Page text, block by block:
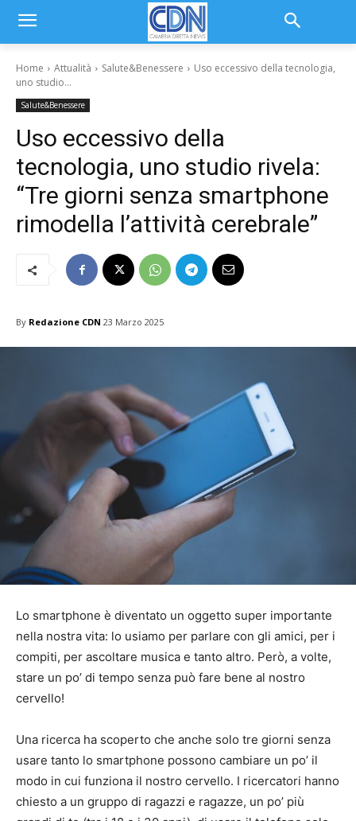
Home Attualità Salute&Benessere
Uso eccessivo della tecnologia,
uno studio...
Salute&Benessere
Uso eccessivo della
tecnologia, uno studio rivela:
“Tre giorni senza smartphone
rimodella l’attività cerebrale”
By Redazione CDN 23 Marzo 2025
Lo smartphone è diventato un oggetto super importante
nella nostra vita: lo usiamo per parlare con gli amici, per i
compiti, per ascoltare musica e tanto altro. Però, a volte,
stare un po’ di tempo senza può fare bene al nostro
cervello!
Una ricerca ha scoperto che anche solo tre giorni senza
usare tanto lo smartphone possono cambiare un po’ il
modo in cui funziona il nostro cervello. I ricercatori hanno
chiesto a un gruppo di ragazzi e ragazze, un po’ più